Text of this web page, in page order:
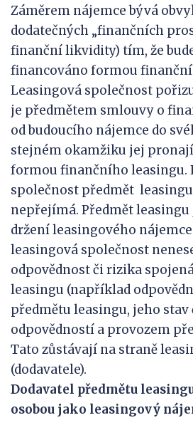
Záměrem nájemce bývá
dodatečných „finančních
finanční likvidity) tím, že
financováno formou
Leasingová společnost
je předmětem smlouvy o
od budoucího nájemce do
stejném okamžiku jej
formou finančního leasingu.
společnost předmět
nepřejímá. Předmět
držení leasingového nájemce
leasingová společnost
odpovědnost či rizika
leasingu (například
předmětu leasingu, jeho
odpovědností a provozem
Tato zůstávají na straně
(dodavatele).
Dodavatel předmětu
osobou jako leasingový